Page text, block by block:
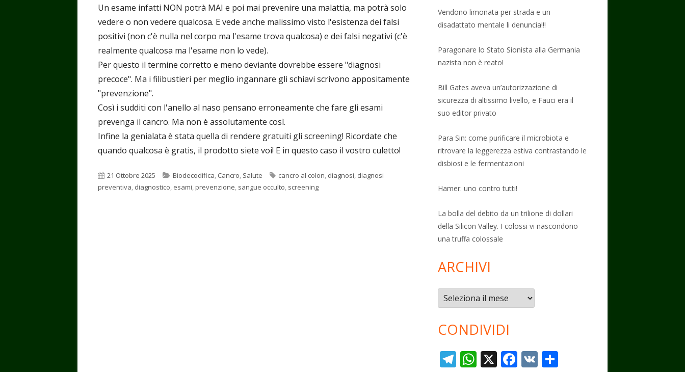
Un esame infatti NON potrà MAI e poi mai prevenire una malattia, ma potrà solo
vedere o non vedere qualcosa. E vede anche malissimo visto l'esistenza dei falsi
positivi (non c'è nulla nel corpo ma l'esame trova qualcosa) e dei falsi negativi (c'è
realmente qualcosa ma l'esame non lo vede).
Per questo il termine corretto e meno deviante dovrebbe essere "diagnosi
precoce". Ma i filibustieri per meglio ingannare gli schiavi scrivono appositamente
"prevenzione".
Così i sudditi con l'anello al naso pensano erroneamente che fare gli esami
prevenga il cancro. Ma non è assolutamente così.
Infine la genialata è stata quella di rendere gratuiti gli screening! Ricordate che
quando qualcosa è gratis, il prodotto siete voi! E in questo caso il vostro culetto!
Pubblicato
21 Ottobre 2025 Categorie
Biodecodifica, Cancro, Salute Tag
cancro al colon, diagnosi, diagnosi
preventiva, diagnostico, esami,prevenzione, sangue occulto, screening
Vendono limonata per strada e un
disadattato mentale li denuncia!!!
Paragonare lo Stato Sionista alla Germania
nazista non è reato!
Bill Gates aveva un’autorizzazione di
sicurezza di altissimo livello, e Fauci era il
suo editor privato
Para Sin: come purificare il microbiota e
ritrovare la leggerezza estiva contrastando le
disbiosi e le fermentazioni
Hamer: uno contro tutti!
La bolla del debito da un trilione di dollari
della Silicon Valley. I colossi vi nascondono
una truffa colossale
ARCHIVI
Archivi
CONDIVIDI
T W X F V